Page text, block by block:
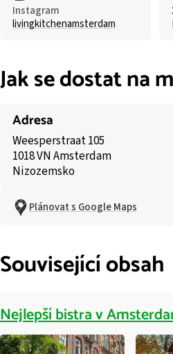
Instagram
livingkitchenamsterdam
Jak se dostat na
Adresa
Weesperstraat 105
1018 VN Amsterdam
Nizozemsko
Plánovat s Google Maps
Související obsah
Nejlepší bistra v